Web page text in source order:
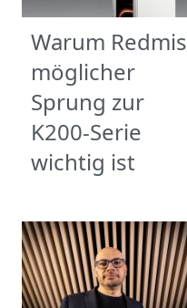
Warum Redmis
möglicher
Sprung zur
K200-Serie
wichtig ist